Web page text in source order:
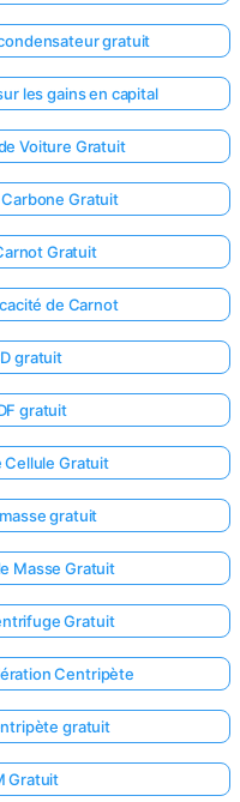
gratuit
les gains en capital
Voiture Gratuit
Gratuit
Gratuit
de Carnot
gratuit
gratuit
Cellule Gratuit
gratuit
Masse Gratuit
Gratuit
Centripète
gratuit
Gratuit